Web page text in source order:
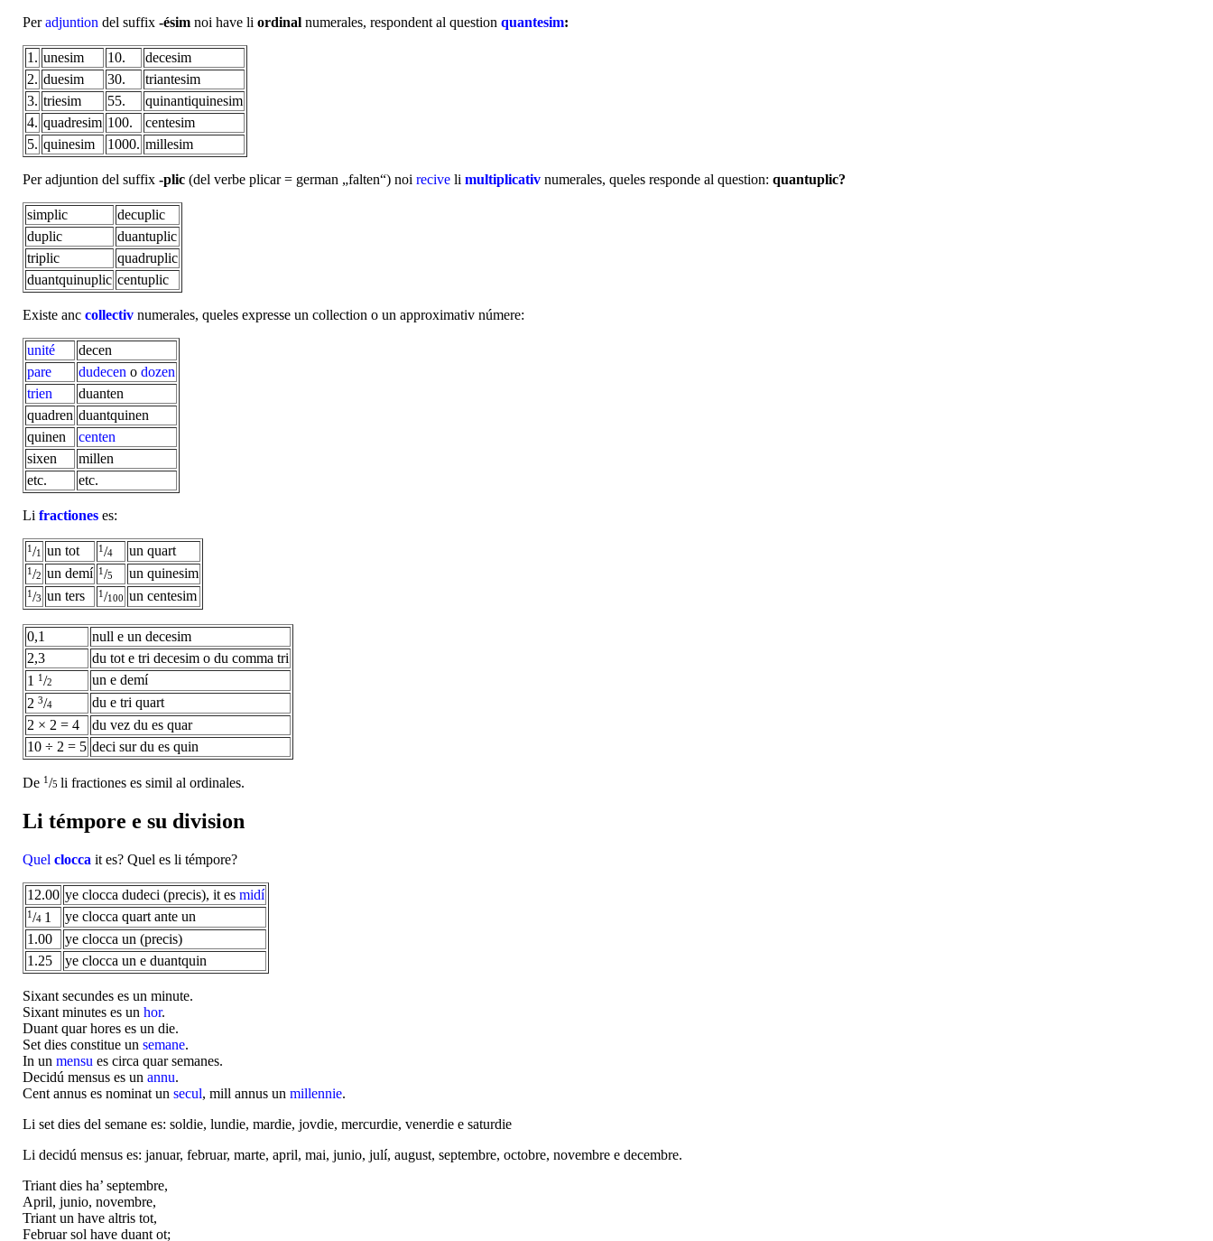
Peradjuntion del suffix -ésim noi have li ordinal numerales, respondent al question quantesim:
1. unesim 10.
decesim
2. duesim 30.
triantesim
3. triesim 55.
quinantiquinesim
4. quadresim 100.
centesim
5. quinesim 1000. millesim
Per adjuntion del suffix -plic (del verbe plicar = german „falten“) noi recive li multiplicativ numerales, queles responde al question: quantuplic?
simplic
decuplic
duplic
duantuplic
triplic
quadruplic
duantquinuplic centuplic
Existe anc collectiv numerales, queles expresse un collection o un approximativ númere:
unité
decen
pare
dudecen o dozen
trien
duanten
quadren duantquinen
quinen
centen
sixen
millen
etc.
etc.
Li fractiones es:
1/1 un tot 1/4 un quart
1/2 un demí 1/5 un quinesim
1/3 un ters 1/100 un centesim
0,1
null e un decesim
2,3
du tot e tri decesim o du comma tri
1
1/2
un e demí
2 3/4
du e tri quart
2 × 2 = 4
du vez du es quar
10 ÷ 2 = 5 deci sur du es quin
De 1/5 li fractiones es simil al ordinales.
Li témpore e su division
Quel clocca it es? Quel es li témpore?
12.00 ye clocca dudeci (precis), it es midí
1/4 1
ye clocca quart ante un
1.00
ye clocca un (precis)
1.25
ye clocca un e duantquin
Sixant secundes es un minute.
Sixant minutes es un hor.
Duant quar hores es un die.
Set dies constitue un semane.
In un mensu es circa quar semanes.
Decidú mensus es un annu.
Cent annus es nominat un secul, mill annus un millennie.
Li set dies del semane es: soldie, lundie, mardie, jovdie, mercurdie, venerdie e saturdie
Li decidú mensus es: januar, februar, marte, april, mai, junio, julí, august, septembre, octobre, novembre e decembre.
Triant dies ha’ septembre,
April, junio, novembre,
Triant un have altris tot,
Februar sol have duant ot;